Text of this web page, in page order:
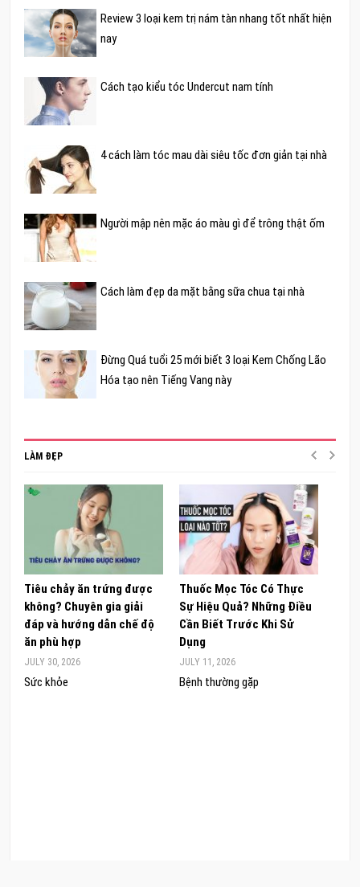
Review 3 loại kem trị nám tàn nhang tốt nhất hiện
nay
Cách tạo kiểu tóc Undercut nam tính
4 cách làm tóc mau dài siêu tốc đơn giản tại nhà
Người mập nên mặc áo màu gì để trông thật ốm
Cách làm đẹp da mặt bằng sữa chua tại nhà
Đừng Quá tuổi 25 mới biết 3 loại Kem Chống Lão
Hóa tạo nên Tiếng Vang này
LÀM ĐẸP
Tiêu chảy ăn trứng được
không? Chuyên gia giải
đáp và hướng dẫn chế độ
ăn phù hợp
JULY 30, 2026
Sức khỏe
Thuốc Mọc Tóc Có Thực
Sự Hiệu Quả? Những Điều
Cần Biết Trước Khi Sử
Dụng
JULY 11, 2026
Bệnh thường gặp